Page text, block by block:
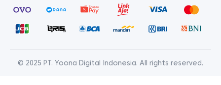
© 2025 PT. Yoona Digital Indonesia. All rights reserved.